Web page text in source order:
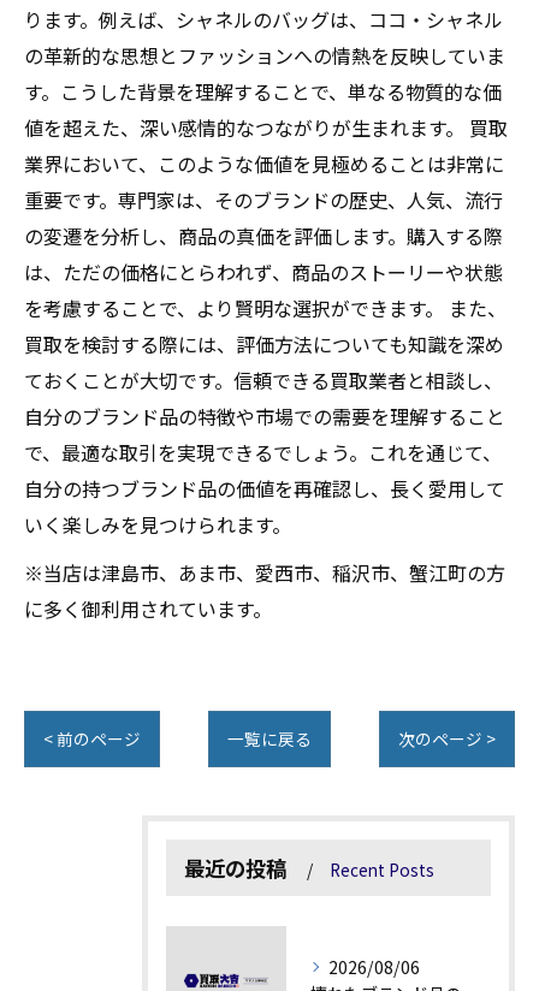
ります。例えば、シャネルのバッグは、ココ・シャネル
の革新的な思想とファッションへの情熱を反映していま
す。こうした背景を理解することで、単なる物質的な価
値を超えた、深い感情的なつながりが生まれます。 買取
業界において、このような価値を見極めることは非常に
重要です。専門家は、そのブランドの歴史、人気、流行
の変遷を分析し、商品の真価を評価します。購入する際
は、ただの価格にとらわれず、商品のストーリーや状態
を考慮することで、より賢明な選択ができます。 また、
買取を検討する際には、評価方法についても知識を深め
ておくことが大切です。信頼できる買取業者と相談し、
自分のブランド品の特徴や市場での需要を理解すること
で、最適な取引を実現できるでしょう。これを通じて、
自分の持つブランド品の価値を再確認し、長く愛用して
いく楽しみを見つけられます。
※当店は津島市、あま市、愛西市、稲沢市、蟹江町の方
に多く御利用されています。
< 前のページ 一覧に戻る 次のページ >
最近の投稿 Recent Posts
2026/08/06